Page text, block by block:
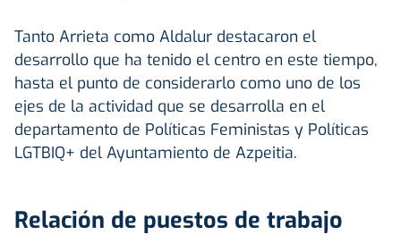
Tanto Arrieta como Aldalur destacaron el
desarrollo que ha tenido el centro en este tiempo,
hasta el punto de considerarlo como uno de los
ejes de la actividad que se desarrolla en el
departamento de Políticas Feministas y Políticas
LGTBIQ+ del Ayuntamiento de Azpeitia.
Relación de puestos de trabajo